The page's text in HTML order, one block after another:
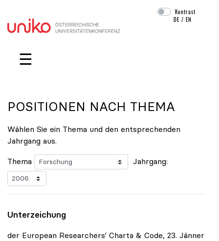
Navigation überspringen
Kontrast
DE /EN
☰
POSITIONEN NACH THEMA
Wählen Sie ein Thema und den entsprechenden
Jahrgang aus.
Thema Jahrgang:
Unterzeichung
der European Researchers' Charta & Code, 23. Jänner